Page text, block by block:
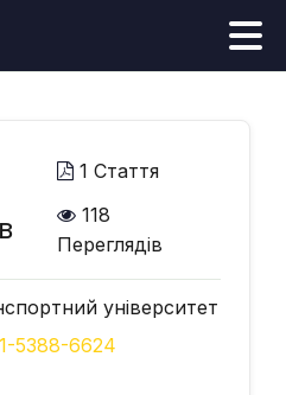
1 Стаття
118
Переглядів
університет
5388-6624